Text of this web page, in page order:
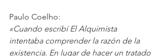
Paulo Coelho:
«Cuando escribí El Alquimista
intentaba comprender la razón de la
existencia. En lugar de hacer un tratado